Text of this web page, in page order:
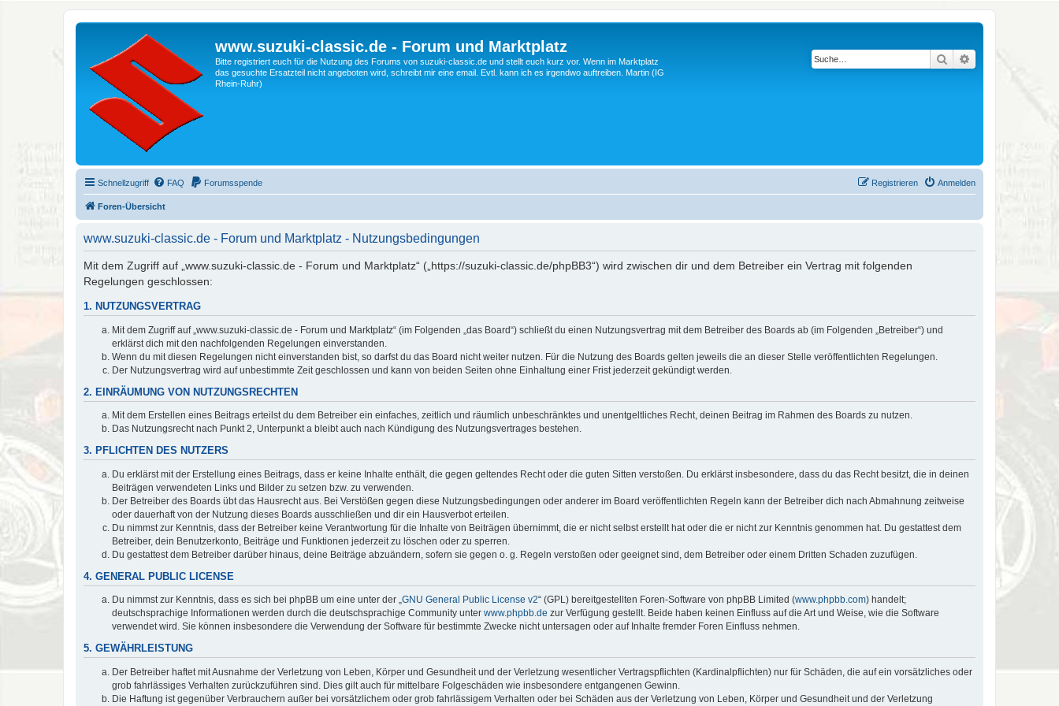
www.suzuki-classic.de - Forum und Marktplatz
Bitte registriert euch für die Nutzung des Forums von suzuki-classic.de und stellt euch kurz vor. Wenn im Marktplatz
das gesuchte Ersatzteil nicht angeboten wird, schreibt mir eine email. Evtl. kann ich es irgendwo auftreiben. Martin (IG
Rhein-Ruhr)
Suche Erweiterte Suche
Schnellzugriff FAQ Forumsspende Anmelden
Registrieren
Foren-Übersicht
www.suzuki-classic.de - Forum und Marktplatz - Nutzungsbedingungen
Mit dem Zugriff auf „www.suzuki-classic.de - Forum und Marktplatz“ („https://suzuki-classic.de/phpBB3“) wird zwischen dir und dem Betreiber ein Vertrag mit folgenden
Regelungen geschlossen:
1. NUTZUNGSVERTRAG
Mit dem Zugriff auf „www.suzuki-classic.de - Forum und Marktplatz“ (im Folgenden „das Board“) schließt du einen Nutzungsvertrag mit dem Betreiber des Boards ab (im Folgenden „Betreiber“) und
erklärst dich mit den nachfolgenden Regelungen einverstanden.
Wenn du mit diesen Regelungen nicht einverstanden bist, so darfst du das Board nicht weiter nutzen. Für die Nutzung des Boards gelten jeweils die an dieser Stelle veröffentlichten Regelungen.
Der Nutzungsvertrag wird auf unbestimmte Zeit geschlossen und kann von beiden Seiten ohne Einhaltung einer Frist jederzeit gekündigt werden.
2. EINRÄUMUNG VON NUTZUNGSRECHTEN
Mit dem Erstellen eines Beitrags erteilst du dem Betreiber ein einfaches, zeitlich und räumlich unbeschränktes und unentgeltliches Recht, deinen Beitrag im Rahmen des Boards zu nutzen.
Das Nutzungsrecht nach Punkt 2, Unterpunkt a bleibt auch nach Kündigung des Nutzungsvertrages bestehen.
3. PFLICHTEN DES NUTZERS
Du erklärst mit der Erstellung eines Beitrags, dass er keine Inhalte enthält, die gegen geltendes Recht oder die guten Sitten verstoßen. Du erklärst insbesondere, dass du das Recht besitzt, die in deinen
Beiträgen verwendeten Links und Bilder zu setzen bzw. zu verwenden.
Der Betreiber des Boards übt das Hausrecht aus. Bei Verstößen gegen diese Nutzungsbedingungen oder anderer im Board veröffentlichten Regeln kann der Betreiber dich nach Abmahnung zeitweise
oder dauerhaft von der Nutzung dieses Boards ausschließen und dir ein Hausverbot erteilen.
Du nimmst zur Kenntnis, dass der Betreiber keine Verantwortung für die Inhalte von Beiträgen übernimmt, die er nicht selbst erstellt hat oder die er nicht zur Kenntnis genommen hat. Du gestattest dem
Betreiber, dein Benutzerkonto, Beiträge und Funktionen jederzeit zu löschen oder zu sperren.
Du gestattest dem Betreiber darüber hinaus, deine Beiträge abzuändern, sofern sie gegen o. g. Regeln verstoßen oder geeignet sind, dem Betreiber oder einem Dritten Schaden zuzufügen.
4. GENERAL PUBLIC LICENSE
Du nimmst zur Kenntnis, dass es sich bei phpBB um eine unter der „GNU General Public License v2“ (GPL) bereitgestellten Foren-Software von phpBB Limited (www.phpbb.com) handelt;
deutschsprachige Informationen werden durch die deutschsprachige Community unter www.phpbb.de zur Verfügung gestellt. Beide haben keinen Einfluss auf die Art und Weise, wie die Software
verwendet wird. Sie können insbesondere die Verwendung der Software für bestimmte Zwecke nicht untersagen oder auf Inhalte fremder Foren Einfluss nehmen.
5. GEWÄHRLEISTUNG
Der Betreiber haftet mit Ausnahme der Verletzung von Leben, Körper und Gesundheit und der Verletzung wesentlicher Vertragspflichten (Kardinalpflichten) nur für Schäden, die auf ein vorsätzliches oder
grob fahrlässiges Verhalten zurückzuführen sind. Dies gilt auch für mittelbare Folgeschäden wie insbesondere entgangenen Gewinn.
Die Haftung ist gegenüber Verbrauchern außer bei vorsätzlichem oder grob fahrlässigem Verhalten oder bei Schäden aus der Verletzung von Leben, Körper und Gesundheit und der Verletzung